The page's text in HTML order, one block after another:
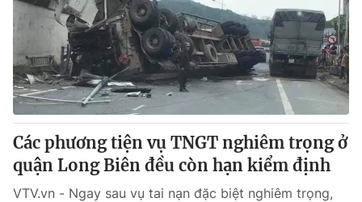
Các phương tiện vụ TNGT nghiêm trọng ở
quận Long Biên đều còn hạn kiểm định
VTV.vn - Ngay sau vụ tai nạn đặc biệt nghiêm trọng,